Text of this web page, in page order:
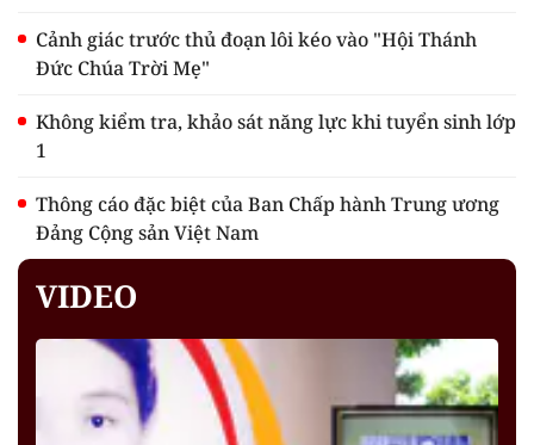
Cảnh giác trước thủ đoạn lôi kéo vào "Hội Thánh
Đức Chúa Trời Mẹ"
Không kiểm tra, khảo sát năng lực khi tuyển sinh lớp
1
Thông cáo đặc biệt của Ban Chấp hành Trung ương
Đảng Cộng sản Việt Nam
VIDEO